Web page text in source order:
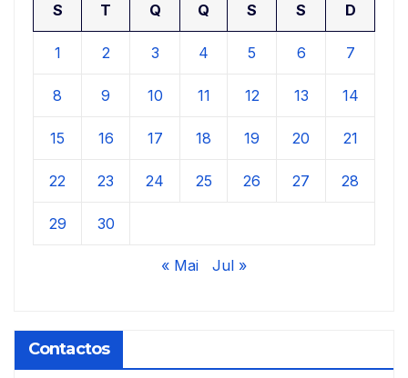
S T Q Q S S D
1 2 3 4 5 6 7
8 9 10 11 12 13 14
15 16 17 18 19 20 21
22 23 24 25 26 27 28
29 30
« Mai Jul »
Contactos